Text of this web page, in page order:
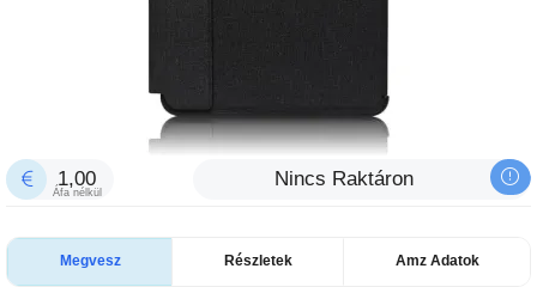
1,00
Áfa nélkül
Nincs Raktáron
Megvesz Részletek Amz Adatok